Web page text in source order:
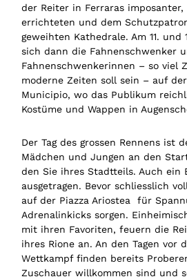
der Reiter in Ferraras imposanter,
errichteten und dem
geweihten Kathedrale. Am 11. und
sich dann die Fahnenschwenker
Fahnenschwenkerinnen – so viel
moderne Zeiten soll sein – auf
Municipio, wo das Publikum
Kostüme und Wappen in
Der Tag des grossen Rennens ist
Mädchen und Jungen an den
den Sie ihres Stadtteils. Auch ein
ausgetragen. Bevor schliesslich
auf der Piazza Ariostea für
Adrenalinkicks sorgen.
mit ihren Favoriten, feuern die
ihres Rione an. An den Tagen vor
Wettkampf finden bereits
Zuschauer willkommen sind und